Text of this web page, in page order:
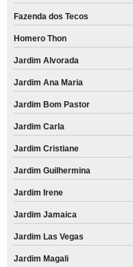
Fazenda dos Tecos
Homero Thon
Jardim Alvorada
Jardim Ana Maria
Jardim Bom Pastor
Jardim Carla
Jardim Cristiane
Jardim Guilhermina
Jardim Irene
Jardim Jamaica
Jardim Las Vegas
Jardim Magali